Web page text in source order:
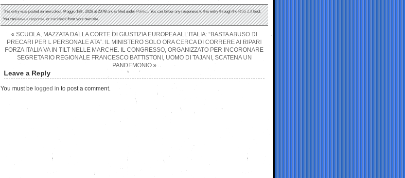
This entry was posted on mercoledì, Maggio 13th, 2026 at 20:49 and is filed underPolitica. You can follow any responses to this entry through theRSS 2.0feed.
You canleave a response, ortrackbackfrom your own site.
« SCUOLA, MAZZATA DALLA CORTE DI GIUSTIZIA EUROPEA ALL’ITALIA: “BASTA ABUSO DI
PRECARI PER L PERSONALE ATA”. IL MINISTERO SOLO ORA CERCA DI CORRERE AI RIPARI
FORZA ITALIA VA IN TILT NELLE MARCHE. IL CONGRESSO, ORGANIZZATO PER INCORONARE
SEGRETARIO REGIONALE FRANCESCO BATTISTONI, UOMO DI TAJANI, SCATENA UN
PANDEMONIO»
Leave a Reply
You must be logged in to post a comment.